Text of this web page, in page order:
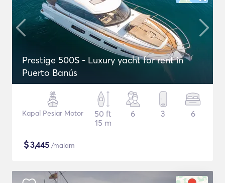
Prestige 500S - Luxury yacht for rent in
Puerto Banús
Kapal Pesiar Motor
50 ft
15 m
6 3 6
$3,445 /malam